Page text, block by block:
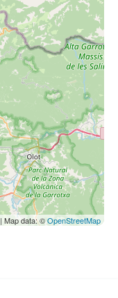
| Map data: ©OpenStreetMap